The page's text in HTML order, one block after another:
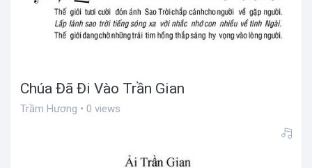
Chúa Đã Đi Vào Trần Gian
Trầm Hương • 0 views